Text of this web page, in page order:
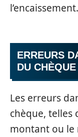
l’encaissement.
ERREURS
DU CHÈQUE
Les erreurs
chèque, telles
montant ou le